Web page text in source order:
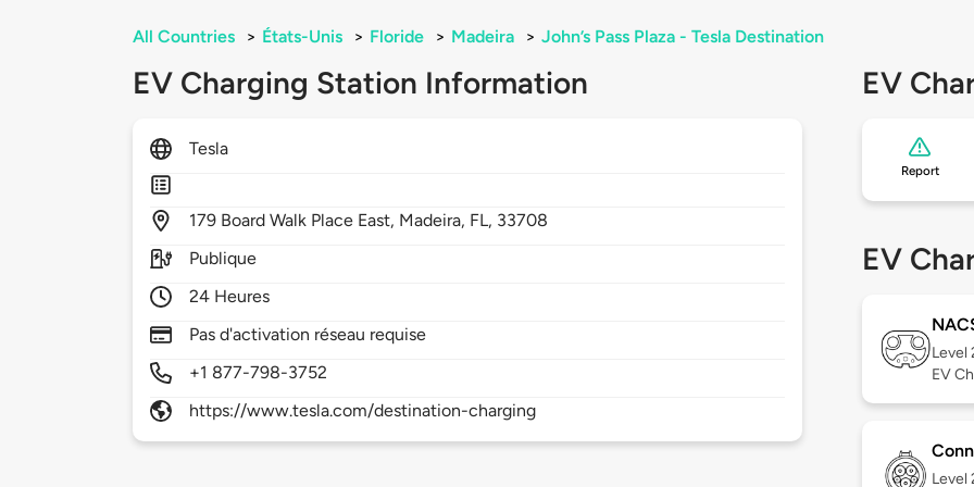
All Countries > États-Unis > Floride > Madeira > John’s Pass Plaza - Tesla Destination
EV Charging Station Information
Tesla
179 Board Walk Place East, Madeira, FL, 33708
Publique
24 Heures
Pas d'activation réseau requise
+1 877-798-3752
https://www.tesla.com/destination-charging
EV
Report
EV
Level
EV
Level